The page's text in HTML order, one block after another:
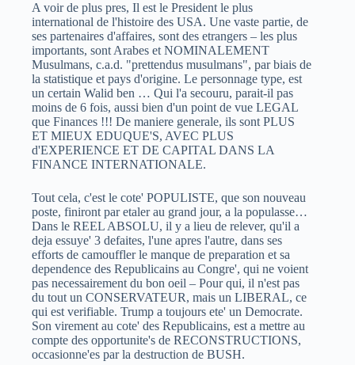
A voir de plus pres, Il est le President le plus
international de l'histoire des USA. Une vaste partie, de
ses partenaires d'affaires, sont des etrangers – les plus
importants, sont Arabes et NOMINALEMENT
Musulmans, c.a.d. "prettendus musulmans", par biais de
la statistique et pays d'origine. Le personnage type, est
un certain Walid ben … Qui l'a secouru, parait-il pas
moins de 6 fois, aussi bien d'un point de vue LEGAL
que Finances !!! De maniere generale, ils sont PLUS
ET MIEUX EDUQUE'S, AVEC PLUS
d'EXPERIENCE ET DE CAPITAL DANS LA
FINANCE INTERNATIONALE.
Tout cela, c'est le cote' POPULISTE, que son nouveau
poste, finiront par etaler au grand jour, a la populasse…
Dans le REEL ABSOLU, il y a lieu de relever, qu'il a
deja essuye' 3 defaites, l'une apres l'autre, dans ses
efforts de camouffler le manque de preparation et sa
dependence des Republicains au Congre', qui ne voient
pas necessairement du bon oeil – Pour qui, il n'est pas
du tout un CONSERVATEUR, mais un LIBERAL, ce
qui est verifiable. Trump a toujours ete' un Democrate.
Son virement au cote' des Republicains, est a mettre au
compte des opportunite's de RECONSTRUCTIONS,
occasionne'es par la destruction de BUSH.